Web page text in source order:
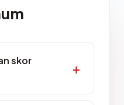
skor